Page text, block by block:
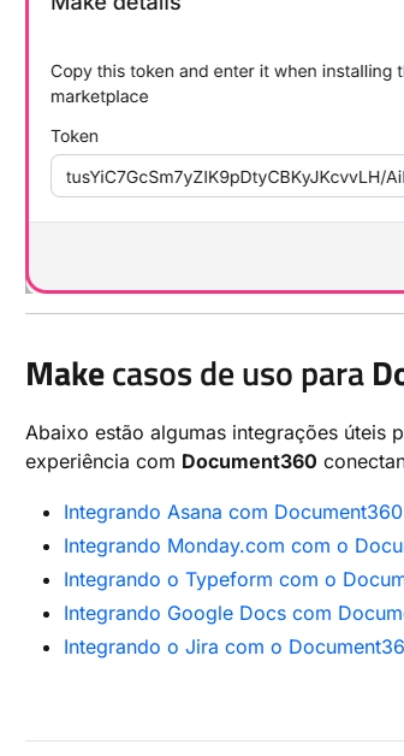
Makecasos de uso para
Abaixo estão algumas integrações úteis
experiência com Document360
Integrando Asana com Document360
Integrando Monday.com com o
Integrando o Typeform com o
Integrando Google Docs com
Integrando o Jira com o